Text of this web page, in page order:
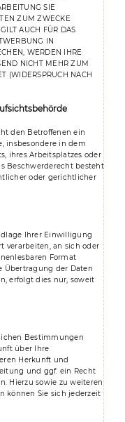
SIE
ZUM ZWECKE
AUCH FÜR DAS
IN
WERDEN IHRE
NICHT MEHR ZUM
(WIDERSPRUCH NACH
den Betroffenen ein
insbesondere in dem
ihres Arbeitsplatzes oder
Beschwerderecht besteht
oder gerichtlicher
Ihrer Einwilligung
verarbeiten, an sich oder
Format
Übertragung der Daten
erfolgt dies nur, soweit
Bestimmungen
über Ihre
Herkunft und
und ggf. ein Recht
Hierzu sowie zu weiteren
können Sie sich jederzeit